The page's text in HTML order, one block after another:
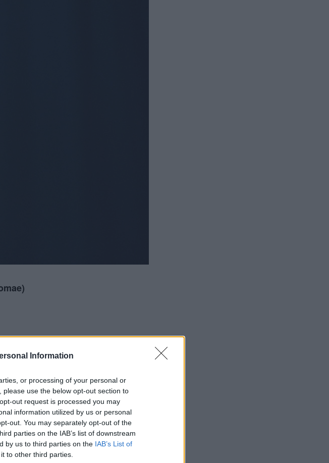
Information
or processing of your personal or
use the below opt-out section to
out request is processed you may
information utilized by us or personal
out. You may separately opt-out of the
parties on the IAB’s list of downstream
by us to third parties on the IAB’s List of
to other third parties.